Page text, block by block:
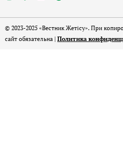
© 2023-2025 «Вестник Жетісу». При
сайт обязательна | Политика